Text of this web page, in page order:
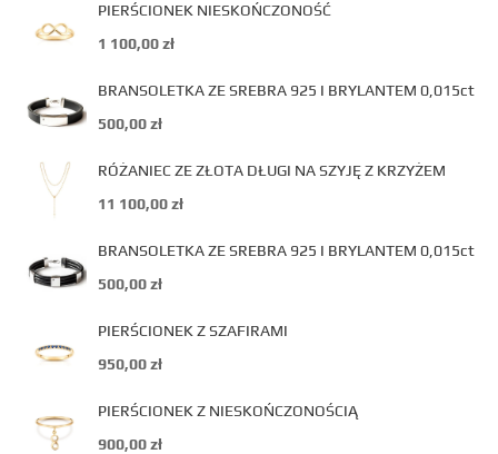
PIERŚCIONEK NIESKOŃCZONOŚĆ
1 100,00zł
BRANSOLETKA ZE SREBRA 925 I BRYLANTEM 0,015ct
500,00zł
RÓŻANIEC ZE ZŁOTA DŁUGI NA SZYJĘ Z KRZYŻEM
11 100,00zł
BRANSOLETKA ZE SREBRA 925 I BRYLANTEM 0,015ct
500,00zł
PIERŚCIONEK Z SZAFIRAMI
950,00zł
PIERŚCIONEK Z NIESKOŃCZONOŚCIĄ
900,00zł